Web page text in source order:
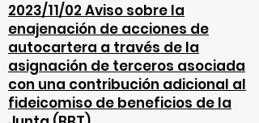
2023/11/02 Aviso sobre la
enajenación de acciones de
autocartera a través de la
asignación de terceros asociada
con una contribución adicional al
fideicomiso de beneficios de la